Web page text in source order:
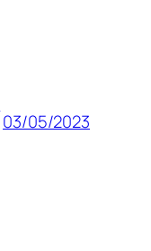
03/05/2023